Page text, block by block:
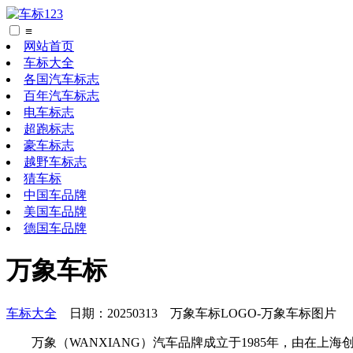
≡
网站首页
车标大全
各国汽车标志
百年汽车标志
电车标志
超跑标志
豪车标志
越野车标志
猜车标
中国车品牌
美国车品牌
德国车品牌
万象车标
车标大全 日期：20250313 万象车标LOGO-万象车标图片
万象（WANXIANG）汽车品牌成立于1985年，由在上海